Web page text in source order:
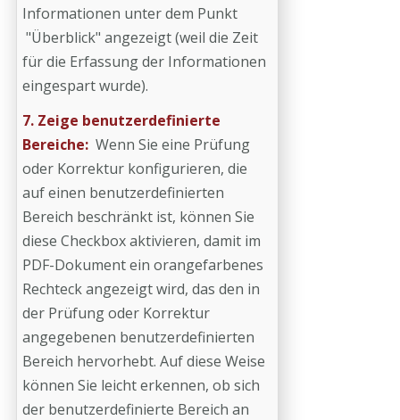
Informationen unter dem Punkt
"Überblick" angezeigt (weil die Zeit
für die Erfassung der Informationen
eingespart wurde).
7. Zeige benutzerdefinierte
Bereiche: Wenn Sie eine Prüfung
oder Korrektur konfigurieren, die
auf einen benutzerdefinierten
Bereich beschränkt ist, können Sie
diese Checkbox aktivieren, damit im
PDF-Dokument ein orangefarbenes
Rechteck angezeigt wird, das den in
der Prüfung oder Korrektur
angegebenen benutzerdefinierten
Bereich hervorhebt. Auf diese Weise
können Sie leicht erkennen, ob sich
der benutzerdefinierte Bereich an